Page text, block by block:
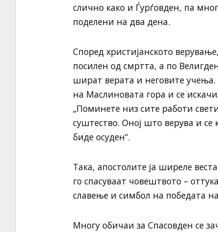
слично како и Ѓурѓовден, па
поделени на два дена.
Според христијанското
посилен од смртта, а по
шират верата и неговите учења.
на Маслиновата гора и се
„Поминете низ сите работи
суштество. Оној што верува и се
биде осуден“.
Така, апостолите ја ширеле
го спасуваат човештвото –
славење и симбол на победата
Многу обичаи за Спасовден се